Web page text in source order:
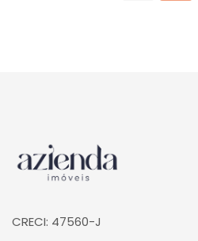
Página inicial
CRECI: 47560-J